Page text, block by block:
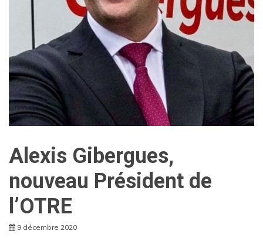
Alexis Gibergues,
nouveau Président de
l’OTRE
9 décembre 2020